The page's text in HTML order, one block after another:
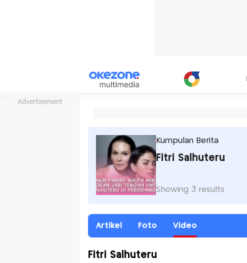
Advertisement
Kumpulan Berita
Fitri Salhuteru
Showing 3 results
Artikel Foto Video
Fitri Salhuteru